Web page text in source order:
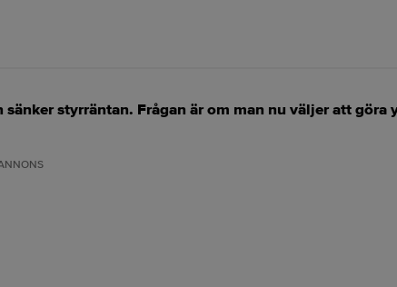
styrräntan. Frågan är om man nu väljer att